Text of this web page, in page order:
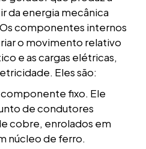
da energia mecânica
componentes internos
o movimento relativo
e as cargas elétricas,
Eles são:
componente fixo. Ele
de condutores
cobre, enrolados em
núcleo de ferro.